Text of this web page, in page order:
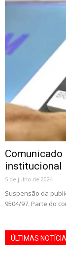
Comunicado
institucional
5 de julho de 2024
Suspensão da
9504/97. Parte do
ÚLTIMAS